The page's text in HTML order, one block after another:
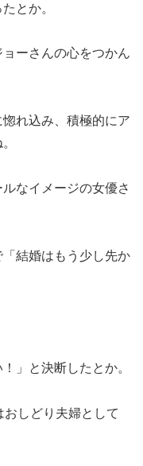
とか。
ーさんの心をつかん
れ込み、積極的にア
なイメージの女優さ
結婚はもう少し先か
」と決断したとか。
しどり夫婦として